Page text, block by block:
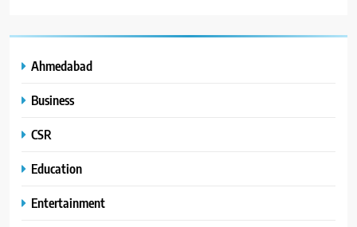
Ahmedabad
Business
CSR
Education
Entertainment